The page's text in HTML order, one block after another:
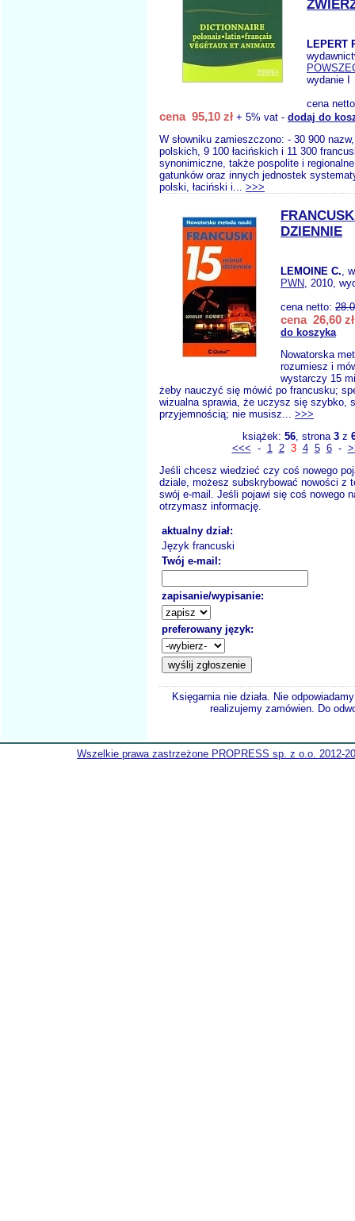
LEPERT
wydanie I
cena
cena 95,10 zł + 5% vat - dodaj do
W słowniku zamieszczono: - 30 900
polskich, 9 100 łacińskich i 11 300
synonimiczne, także pospolite i
gatunków oraz innych jednostek
polski, łaciński i... >>>
DZIENNIE
LEMOINE C.,
PWN, 2010,
cena netto:
cena 26,60 zł
do koszyka
Nowatorska
rozumiesz i
wystarczy 15
żeby nauczyć się mówić po francusku;
wizualna sprawia, że uczysz się szybko,
przyjemnością; nie musisz... >>>
książek: 56, strona 3z
<<< - 1 2 3 4 5 6-
Jeśli chcesz wiedzieć czy coś nowego
dziale, możesz subskrybować nowości z
swój e-mail. Jeśli pojawi się coś nowego
otrzymasz informację.
aktualny dział:
Język francuski
Twój e-mail:
zapisanie/wypisanie:
preferowany język:
Księgarnia nie działa. Nie
realizujemy zamówien. Do
Wszelkie prawa zastrzeżone PROPRESS sp. z o.o. 2012-